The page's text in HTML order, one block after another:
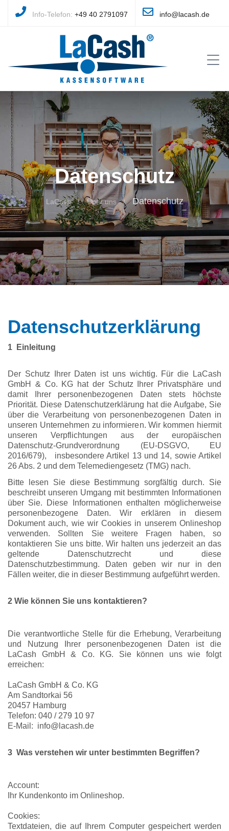
Info-Telefon: +49 40 2791097 info@lacash.de
Datenschutz
LaCash Über uns Datenschutz
Datenschutzerklärung
1 Einleitung
Der Schutz Ihrer Daten ist uns wichtig. Für die LaCash
GmbH & Co. KG hat der Schutz Ihrer Privatsphäre und
damit Ihrer personenbezogenen Daten stets höchste
Priorität. Diese Datenschutzerklärung hat die Aufgabe, Sie
über die Verarbeitung von personenbezogenen Daten in
unseren Unternehmen zu informieren. Wir kommen hiermit
unseren Verpflichtungen aus der europäischen
Datenschutz-Grundverordnung (EU-DSGVO, EU
2016/679), insbesondere Artikel 13 und 14, sowie Artikel
26 Abs. 2 und dem Telemediengesetz (TMG) nach.
Bitte lesen Sie diese Bestimmung sorgfältig durch. Sie
beschreibt unseren Umgang mit bestimmten Informationen
über Sie. Diese Informationen enthalten möglicherweise
personenbezogene Daten. Wir erklären in diesem
Dokument auch, wie wir Cookies in unserem Onlineshop
verwenden. Sollten Sie weitere Fragen haben, so
kontaktieren Sie uns bitte. Wir halten uns jederzeit an das
geltende Datenschutzrecht und diese
Datenschutzbestimmung. Daten geben wir nur in den
Fällen weiter, die in dieser Bestimmung aufgeführt werden.
2 Wie können Sie uns kontaktieren?
Die verantwortliche Stelle für die Erhebung, Verarbeitung
und Nutzung Ihrer personenbezogenen Daten ist die
LaCash GmbH & Co. KG. Sie können uns wie folgt
erreichen:
LaCash GmbH & Co. KG
Am Sandtorkai 56
20457 Hamburg
Telefon: 040 / 279 10 97
E-Mail: info@lacash.de
3 Was verstehen wir unter bestimmten Begriffen?
Account:
Ihr Kundenkonto im Onlineshop.
Cookies:
Textdateien, die auf Ihrem Computer gespeichert werden